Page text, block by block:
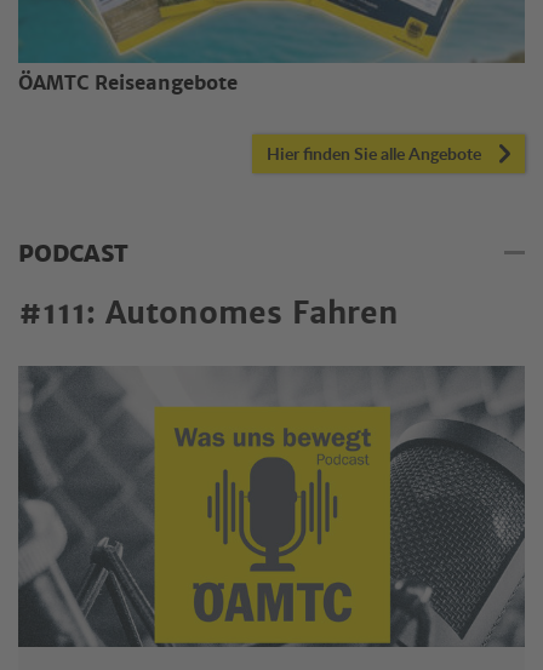
ÖAMTC Reiseangebote
Hier finden Sie alle Angebote
PODCAST
#111: Autonomes Fahren